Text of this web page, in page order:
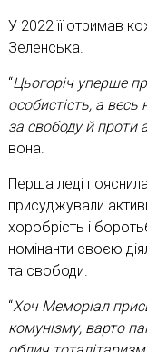
У 2022 її отримав
Зеленська.
“Цьогоріч уперше
особистість, а
за свободу й проти
вона.
Перша леді
присуджували
хоробрість і
номінанти своєю
та свободи.
“Хоч Меморіал
комунізму, варто